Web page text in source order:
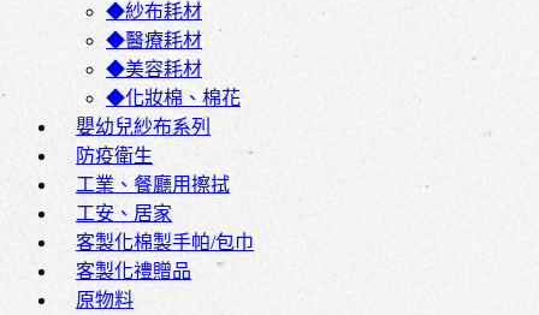
◆紗布耗材
◆醫療耗材
◆美容耗材
◆化妝棉、棉花
嬰幼兒紗布系列
防疫衛生
工業、餐廳用擦拭
工安、居家
客製化棉製手帕/包巾
客製化禮贈品
原物料